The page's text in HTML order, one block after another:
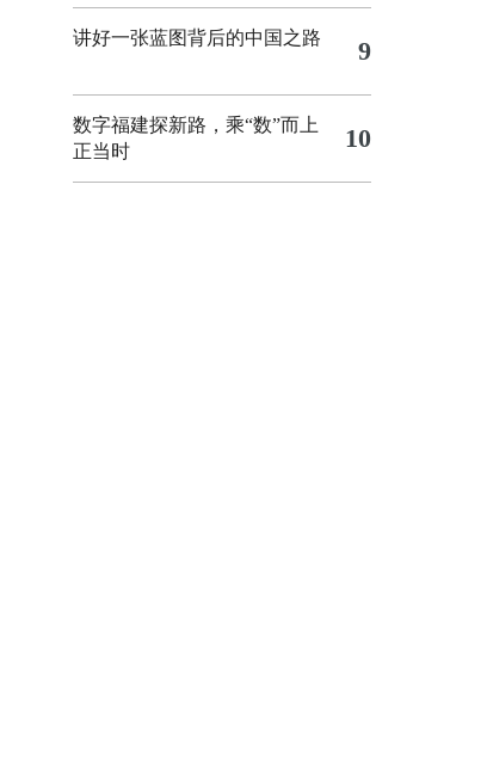
讲好一张蓝图背后的中国之路 9
数字福建探新路，乘“数”而上
正当时
10